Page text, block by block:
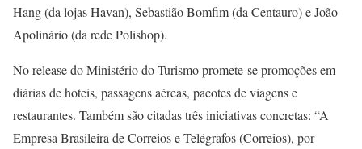
Hang (da lojas Havan), Sebastião Bomfim (da Centauro) e João
Apolinário (da rede Polishop).
No release do Ministério do Turismo promete-se promoções em
diárias de hoteis, passagens aéreas, pacotes de viagens e
restaurantes. Também são citadas três iniciativas concretas: “A
Empresa Brasileira de Correios e Telégrafos (Correios), por